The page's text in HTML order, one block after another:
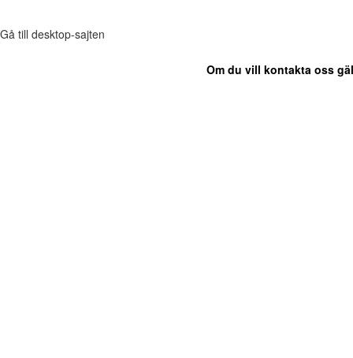
Gå till desktop-sajten
Om du vill kontakta oss